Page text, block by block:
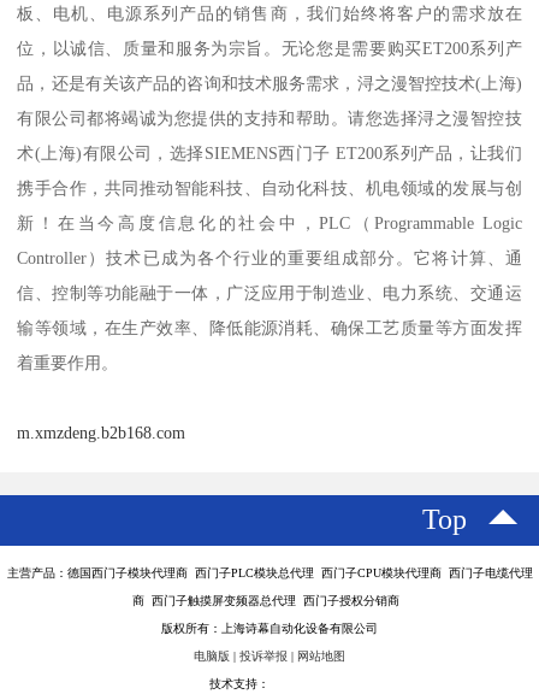
板、电机、电源系列产品的销售商，我们始终将客户的需求放在
位，以诚信、质量和服务为宗旨。无论您是需要购买ET200系列产
品，还是有关该产品的咨询和技术服务需求，浔之漫智控技术(上海)
有限公司都将竭诚为您提供的支持和帮助。请您选择浔之漫智控技
术(上海)有限公司，选择SIEMENS西门子 ET200系列产品，让我们
携手合作，共同推动智能科技、自动化科技、机电领域的发展与创
新！在当今高度信息化的社会中，PLC（Programmable Logic
Controller）技术已成为各个行业的重要组成部分。它将计算、通
信、控制等功能融于一体，广泛应用于制造业、电力系统、交通运
输等领域，在生产效率、降低能源消耗、确保工艺质量等方面发挥
着重要作用。
m.xmzdeng.b2b168.com
Top
主营产品：德国西门子模块代理商 西门子PLC模块总代理 西门子CPU模块代理商 西门子电缆代理
商 西门子触摸屏变频器总代理 西门子授权分销商
版权所有：上海诗幕自动化设备有限公司
电脑版 | 投诉举报 | 网站地图
技术支持：